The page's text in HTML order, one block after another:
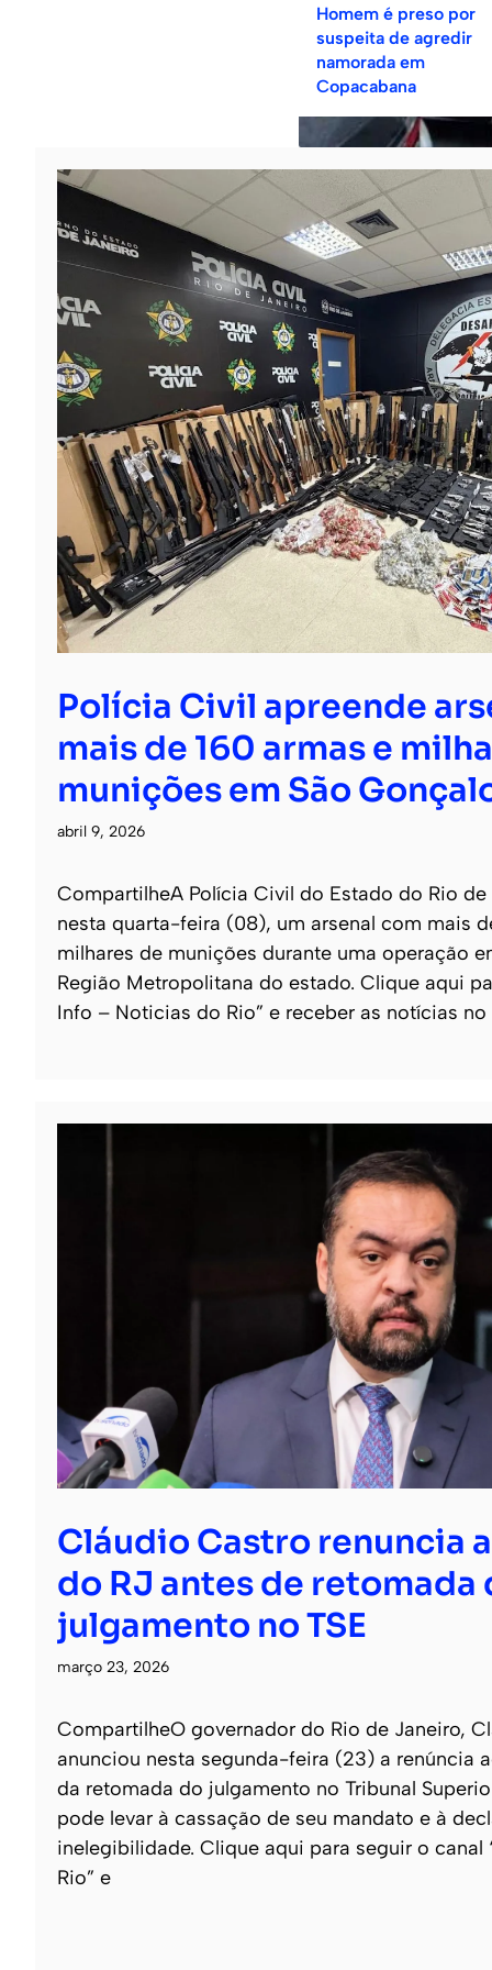
Homem é preso por
suspeita de agredir
namorada em
Copacabana
Polícia Civil apreende
mais de 160 armas e
munições em São
abril 9, 2026
CompartilheA Polícia Civil do Estado do Rio
nesta quarta-feira (08), um arsenal com mais
milhares de munições durante uma operação
Região Metropolitana do estado. Clique aqui
Info – Noticias do Rio” e receber as notícias no
Cláudio Castro renuncia
do RJ antes de retomada
julgamento no TSE
março 23, 2026
CompartilheO governador do Rio de Janeiro,
anunciou nesta segunda-feira (23) a renúncia
da retomada do julgamento no Tribunal
pode levar à cassação de seu mandato e à
inelegibilidade. Clique aqui para seguir o canal
Rio” e